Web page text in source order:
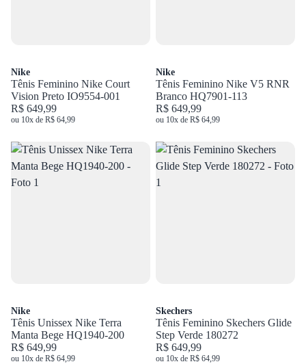
Nike
Tênis Feminino Nike Court
Vision Preto IO9554-001
R$ 649,99
ou 10x de R$ 64,99
Nike
Tênis Feminino Nike V5 RNR
Branco HQ7901-113
R$ 649,99
ou 10x de R$ 64,99
Nike
Tênis Unissex Nike Terra
Manta Bege HQ1940-200
R$ 649,99
ou 10x de R$ 64,99
Skechers
Tênis Feminino Skechers Glide
Step Verde 180272
R$ 649,99
ou 10x de R$ 64,99